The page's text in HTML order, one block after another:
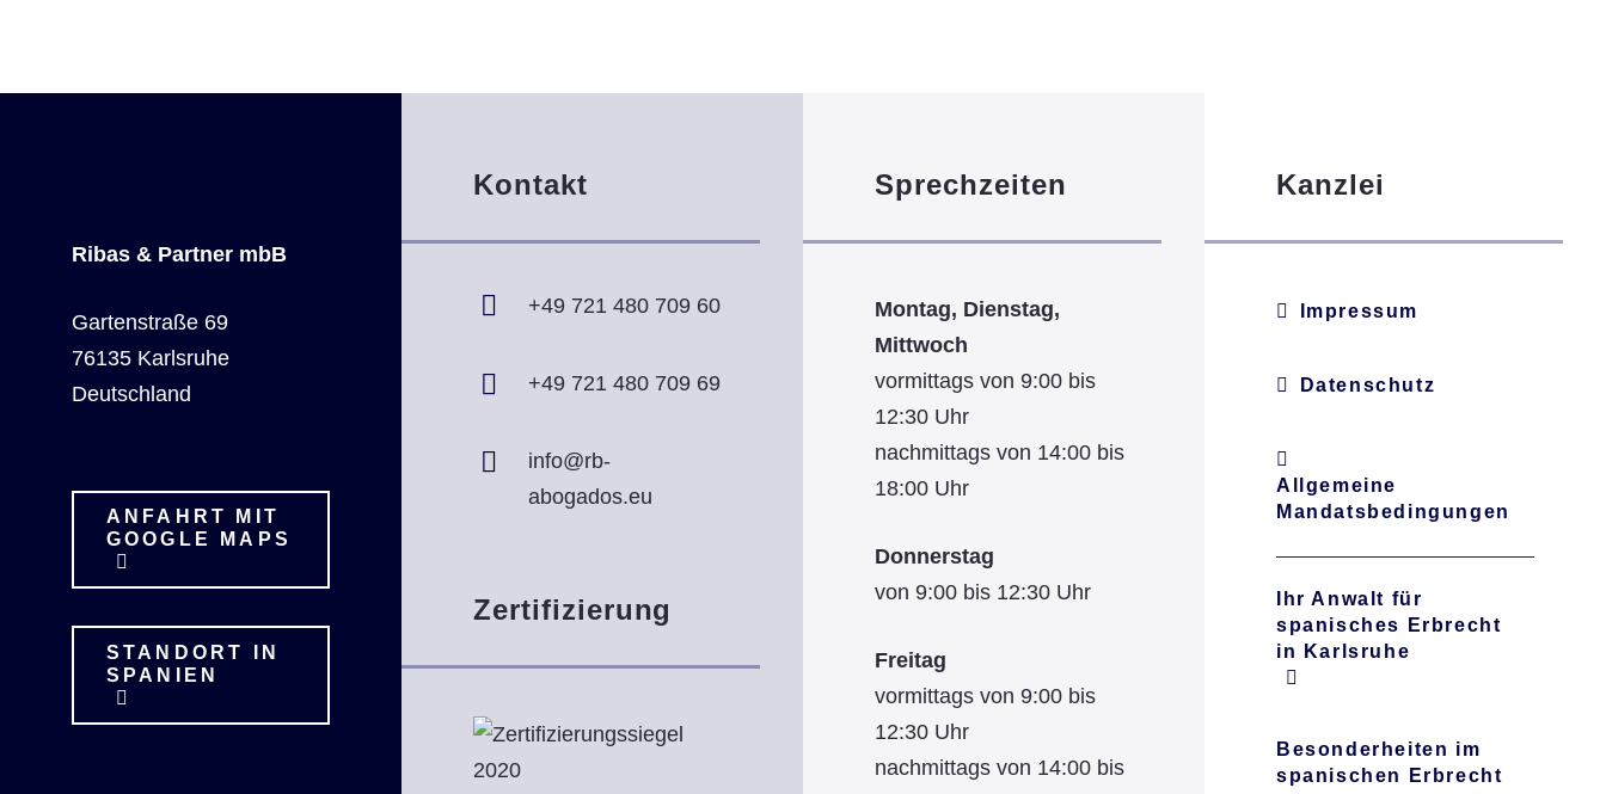
Ribas & Partner mbB
Gartenstraße 69
76135 Karlsruhe
Deutschland
ANFAHRT MIT
GOOGLE MAPS
STANDORT IN
SPANIEN
Kontakt
+49 721 480 709 60
+49 721 480 709 69
info@rb-
abogados.eu
Zertifizierung
Sprechzeiten
Montag, Dienstag,
Mittwoch
vormittags von 9:00 bis
12:30 Uhr
nachmittags von 14:00 bis
18:00 Uhr
Donnerstag
von 9:00 bis 12:30 Uhr
Freitag
vormittags von 9:00 bis
12:30 Uhr
nachmittags von 14:00 bis
Kanzlei
Impressum
Datenschutz
Allgemeine
Mandatsbedingungen
Ihr Anwalt für
spanisches Erbrecht
in Karlsruhe
Besonderheiten im
spanischen Erbrecht